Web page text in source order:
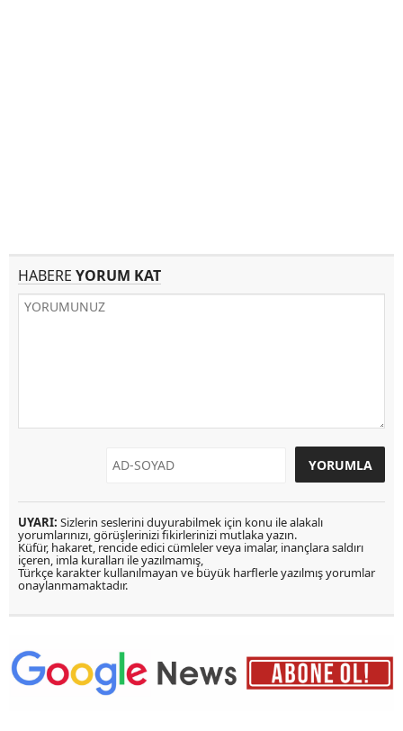
HABERE YORUM KAT
UYARI: Sizlerin seslerini duyurabilmek için konu ile alakalı
yorumlarınızı, görüşlerinizi fikirlerinizi mutlaka yazın.
Küfür, hakaret, rencide edici cümleler veya imalar, inançlara saldırı
içeren, imla kuralları ile yazılmamış,
Türkçe karakter kullanılmayan ve büyük harflerle yazılmış yorumlar
onaylanmamaktadır.